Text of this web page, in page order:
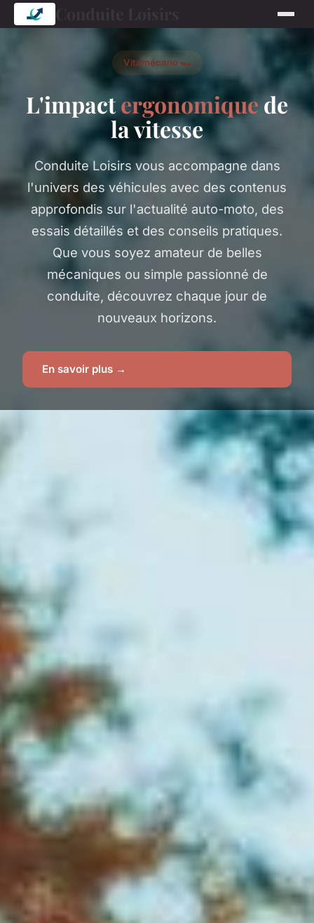
Vitamécano 🏎️
L'impactergonomiquede
la vitesse
Conduite Loisirs vous accompagne dans
l'univers des véhicules avec des contenus
approfondis sur l'actualité auto-moto, des
essais détaillés et des conseils pratiques.
Que vous soyez amateur de belles
mécaniques ou simple passionné de
conduite, découvrez chaque jour de
nouveaux horizons.
En savoir plus →